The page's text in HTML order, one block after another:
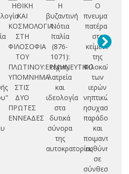
ΗΘΙΚΗ
ΚΑΙ
ΚΟΣΜΟΛΟΓΙΑ
ΣΤΗ
ΦΙΛΟΣΟΦΙΑ
ΤΟΥ
ΠΛΩΤΙΝΟΥ:ΕΡΜΗΝΕΥΤΙΚΟ
ΥΠΟΜΝΗΜΑ
ΣΤΙΣ
ΔΥΟ
ΠΡΩΤΕΣ
ΕΝΝΕΑΔΕΣ
Η
βυζαντινή
Νότια
Ιταλία
(876-
1071):
τέχνη,
λατρεία
και
ιδεολογία
στα
δυτικά
σύνορα
της
αυτοκρατορίας
Ο
πνευματικός
πατέρας
στα
κείμενα
της
Φιλοκαλίας
των
ιερών
νηπτικών:
ησυχαστική
παράδοση
και
ποιμαντική
ευθύνη
σε
σύνθεση